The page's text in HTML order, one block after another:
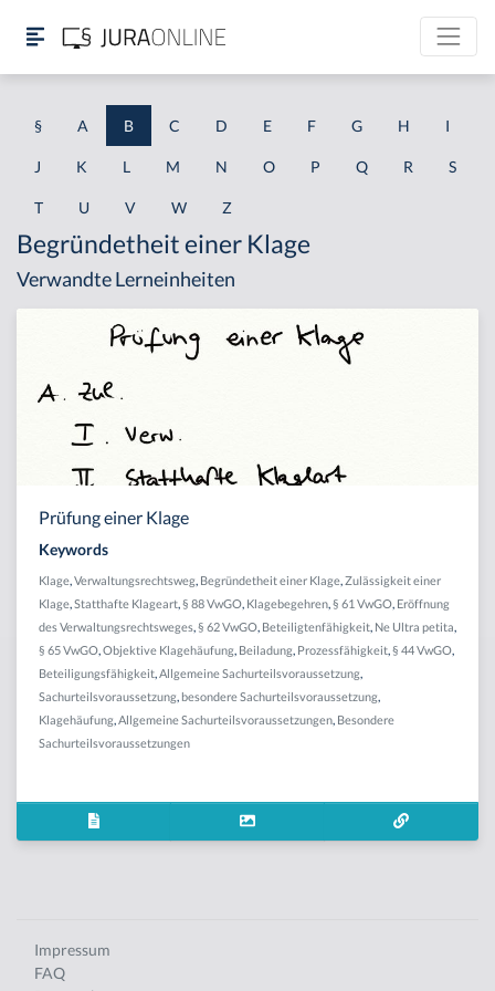
§ A B C D E F G H I
J K L M N O P Q R S
T U V W Z
Begründetheit einer Klage
Verwandte Lerneinheiten
Prüfung einer Klage
Keywords
Klage Verwaltungsrechtsweg Begründetheit einer Klage Zulässigkeit einer
Klage Statthafte Klageart § 88 VwGO Klagebegehren § 61 VwGO Eröffnung
des Verwaltungsrechtsweges § 62 VwGO Beteiligtenfähigkeit Ne Ultra petita
§ 65 VwGO Objektive Klagehäufung Beiladung Prozessfähigkeit § 44 VwGO
Beteiligungsfähigkeit Allgemeine Sachurteilsvoraussetzung
Sachurteilsvoraussetzung besondere Sachurteilsvoraussetzung
Klagehäufung Allgemeine Sachurteilsvoraussetzungen Besondere
Sachurteilsvoraussetzungen
Impressum
FAQ